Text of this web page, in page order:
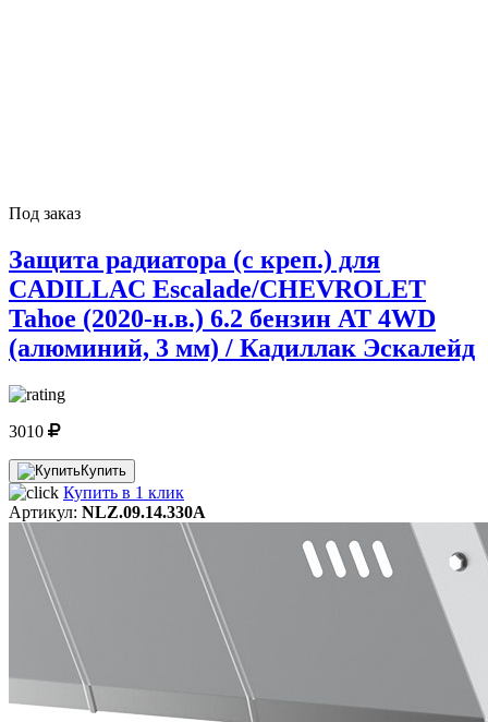
Под заказ
Защита радиатора (с креп.) для
CADILLAC Escalade/CHEVROLET
Tahoe (2020-н.в.) 6.2 бензин AT 4WD
(алюминий, 3 мм) / Кадиллак Эскалейд
3010
Купить
Купить в 1 клик
Артикул: NLZ.09.14.330A